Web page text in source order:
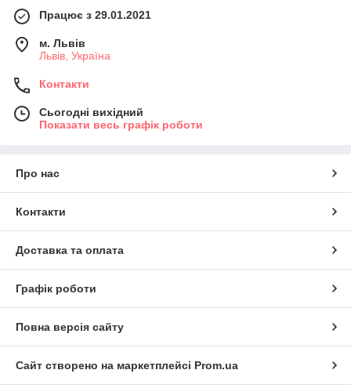
Працює з 29.01.2021
м. Львів
Львів, Україна
Контакти
Сьогодні вихідний
Показати весь графік роботи
Про нас
Контакти
Доставка та оплата
Графік роботи
Повна версія сайту
Сайт створено на маркетплейсі Prom.ua